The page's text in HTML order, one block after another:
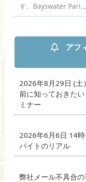
す。Bayswater
アフ
2026年8月29日 (土
前に知っておきた
ミナー
2026年6月6日 14
バイトのリアル
弊社メール不具合